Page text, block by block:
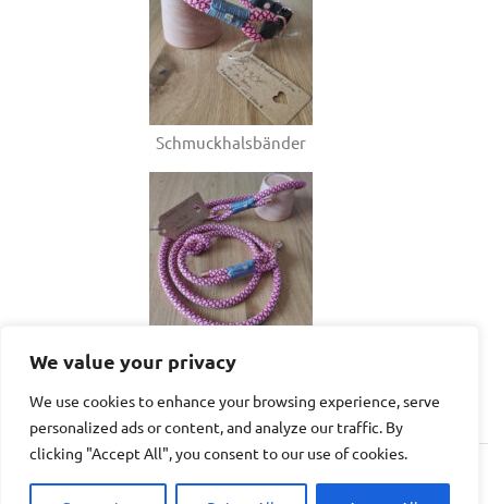
We value your privacy
We use cookies to enhance your browsing experience, serve
personalized ads or content, and analyze our traffic. By
clicking "Accept All", you consent to our use of cookies.
Schmuckhalsbänder
und dazu passende Leinen
WordPress-Theme: Poseidon von ThemeZee.